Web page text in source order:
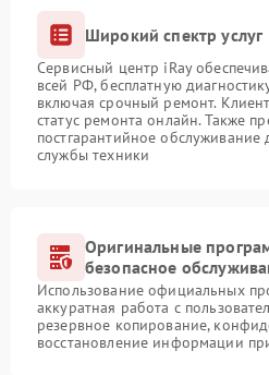
Широкий спектр услуг
Сервисный центр iRay
всей РФ, бесплатную
включая срочный ремонт.
статус ремонта онлайн. Также
постгарантийное обслуживание
службы техники
Оригинальные
безопасное
Использование официальных
аккуратная работа с
резервное копирование,
восстановление информации